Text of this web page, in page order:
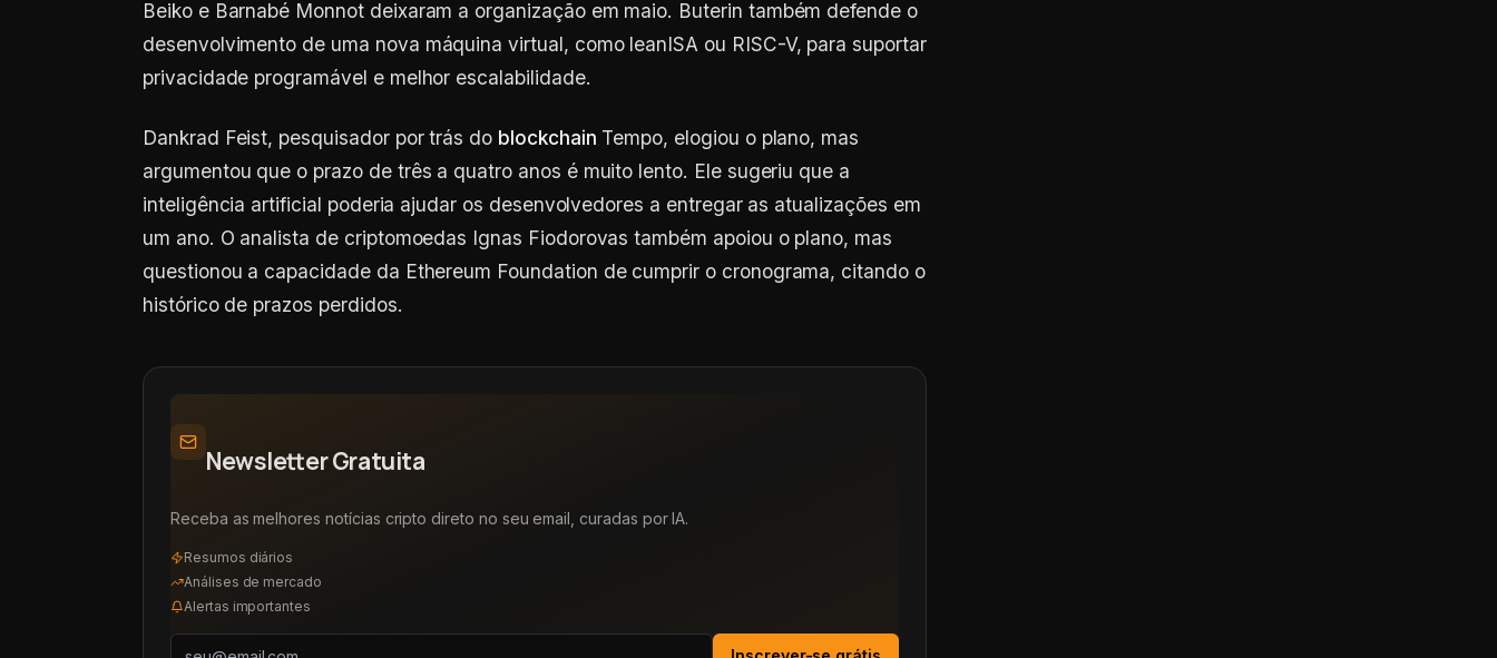
Beiko e Barnabé Monnot deixaram a organização em maio. Buterin também defende o
desenvolvimento de uma nova máquina virtual, como leanISA ou RISC-V, para suportar
privacidade programável e melhor escalabilidade.
Dankrad Feist, pesquisador por trás do blockchain Tempo, elogiou o plano, mas
argumentou que o prazo de três a quatro anos é muito lento. Ele sugeriu que a
inteligência artificial poderia ajudar os desenvolvedores a entregar as atualizações em
um ano. O analista de criptomoedas Ignas Fiodorovas também apoiou o plano, mas
questionou a capacidade da Ethereum Foundation de cumprir o cronograma, citando o
histórico de prazos perdidos.
Newsletter Gratuita
Receba as melhores notícias cripto direto no seu email, curadas por IA.
Resumos diários
Análises de mercado
Alertas importantes